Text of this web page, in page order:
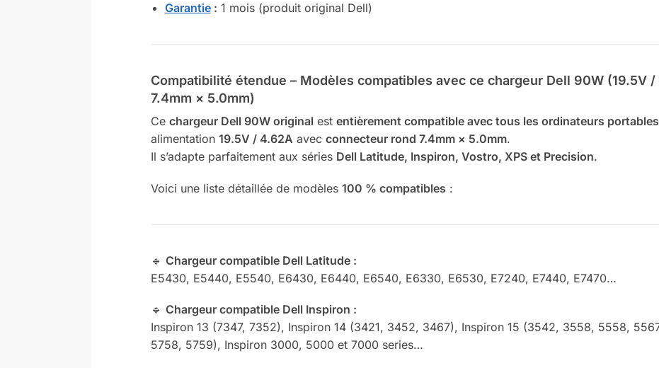
Garantie: 1 mois (produit original Dell)
Compatibilité étendue – Modèles compatibles avec ce chargeur Dell 90W (19.5V
7.4mm × 5.0mm)
Ce chargeur Dell 90W original est entièrement compatible avec tous les ordinateurs
alimentation 19.5V / 4.62A avec connecteur rond 7.4mm × 5.0mm.
Il s’adapte parfaitement aux séries Dell Latitude, Inspiron, Vostro, XPS et Precision.
Voici une liste détaillée de modèles 100 % compatibles :
🔹 Chargeur compatible Dell Latitude :
E5430, E5440, E5540, E6430, E6440, E6540, E6330, E6530, E7240, E7440, E7470…
🔹 Chargeur compatible Dell Inspiron :
Inspiron 13 (7347, 7352), Inspiron 14 (3421, 3452, 3467), Inspiron 15 (3542, 3558, 5558,
5758, 5759), Inspiron 3000, 5000 et 7000 series…